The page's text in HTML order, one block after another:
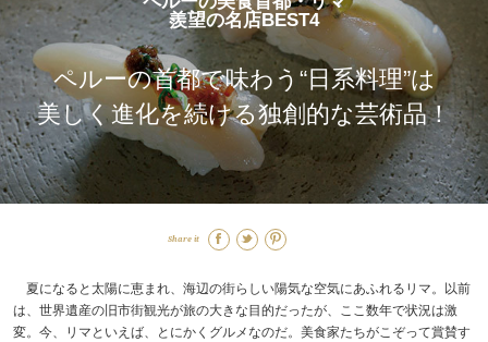
羨望の名店BEST4
ペルーの首都で味わう“日系料理”は
美しく進化を続ける独創的な芸術品！
Share it
夏になると太陽に恵まれ、海辺の街らしい陽気な空気にあふれるリマ。以前
は、世界遺産の旧市街観光が旅の大きな目的だったが、ここ数年で状況は激
変。今、リマといえば、とにかくグルメなのだ。美食家たちがこぞって賞賛す